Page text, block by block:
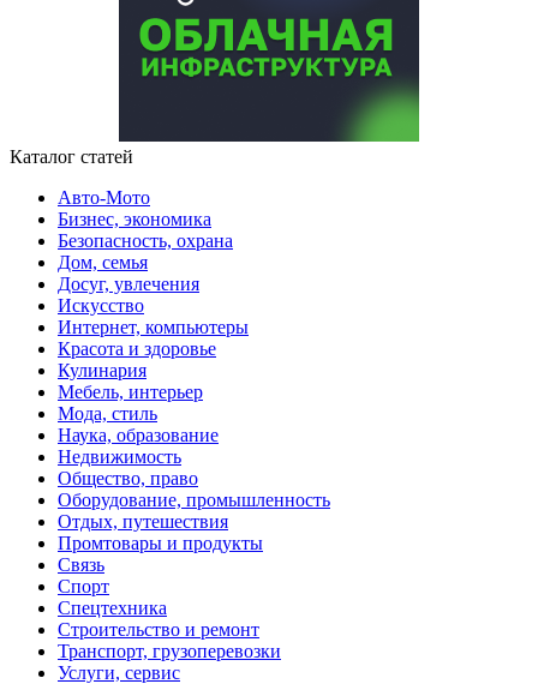
Каталог статей
Авто-Мото
Бизнес, экономика
Безопасность, охрана
Дом, семья
Досуг, увлечения
Искусство
Интернет, компьютеры
Красота и здоровье
Кулинария
Мебель, интерьер
Мода, стиль
Наука, образование
Недвижимость
Общество, право
Оборудование, промышленность
Отдых, путешествия
Промтовары и продукты
Связь
Спорт
Спецтехника
Строительство и ремонт
Транспорт, грузоперевозки
Услуги, сервис